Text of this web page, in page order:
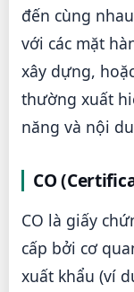
đến cùng
với các mặt
xây dựng,
thường xuất
năng và nội
CO
CO là giấy
cấp bởi cơ
xuất khẩu (ví